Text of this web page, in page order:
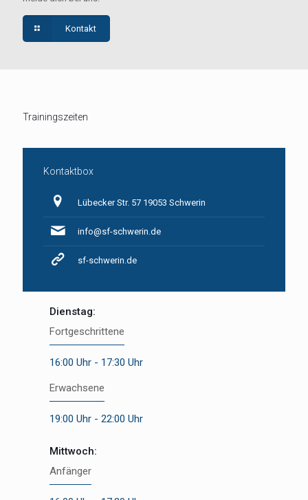
Kontakt
Trainingszeiten
Kontaktbox
Lübecker Str. 57 19053 Schwerin
info@sf-schwerin.de
sf-schwerin.de
Dienstag:
Fortgeschrittene
16:00 Uhr - 17:30 Uhr
Erwachsene
19:00 Uhr - 22:00 Uhr
Mittwoch:
Anfänger